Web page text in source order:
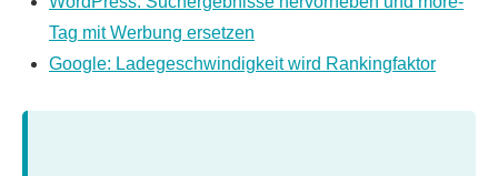
Tag mit Werbung ersetzen
Google: Ladegeschwindigkeit wird Rankingfaktor